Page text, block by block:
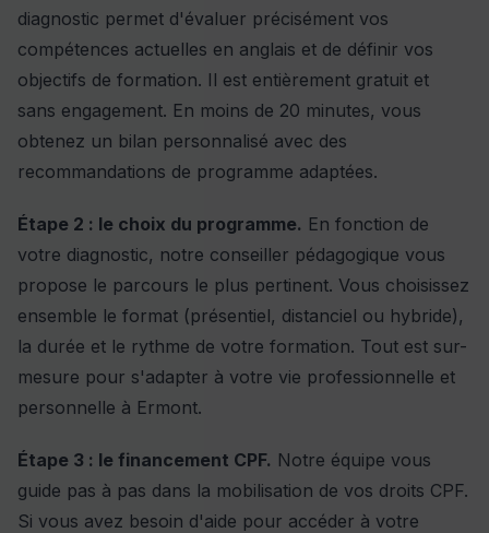
diagnostic permet d'évaluer précisément vos
compétences actuelles en anglais et de définir vos
objectifs de formation. Il est entièrement gratuit et
sans engagement. En moins de 20 minutes, vous
obtenez un bilan personnalisé avec des
recommandations de programme adaptées.
Étape 2 : le choix du programme. En fonction de
votre diagnostic, notre conseiller pédagogique vous
propose le parcours le plus pertinent. Vous choisissez
ensemble le format (présentiel, distanciel ou hybride),
la durée et le rythme de votre formation. Tout est sur-
mesure pour s'adapter à votre vie professionnelle et
personnelle à Ermont.
Étape 3 : le financement CPF. Notre équipe vous
guide pas à pas dans la mobilisation de vos droits CPF.
Si vous avez besoin d'aide pour accéder à votre